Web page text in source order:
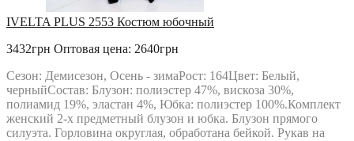
IVELTA PLUS 2553 Костюм юбочный
3432грн Оптовая цена: 2640грн
Сезон: Демисезон, Осень - зимаРост: 164Цвет: Белый,
черныйСостав: Блузон: полиэстер 47%, вискоза 30%,
полиамид 19%, эластан 4%, Юбка: полиэстер 100%.Комплект
женский 2-х предметный блузон и юбка. Блузон прямого
силуэта. Горловина округлая, обработана бейкой. Рукав на